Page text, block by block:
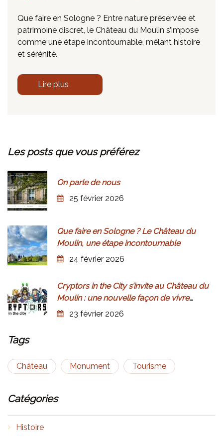
Que faire en Sologne ? Entre nature préservée et
patrimoine discret, le Château du Moulin s’impose
comme une étape incontournable, mêlant histoire
et sérénité.
Lire plus
"Que faire en Sologne ? Le Château du Moulin,
Les posts que vous préférez
On parle de nous
25 février 2026
Que faire en Sologne ? Le Château du
Moulin, une étape incontournable
24 février 2026
Cryptors in the City s’invite au Château du
Moulin : une nouvelle façon de vivre
l’histoire
23 février 2026
Tags
Château Monument Tourisme
Catégories
Histoire